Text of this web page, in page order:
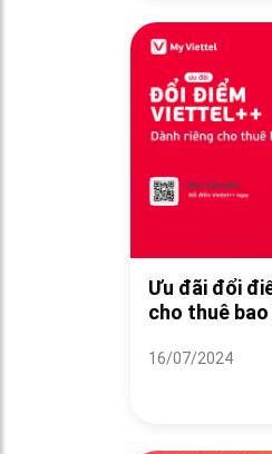
Ưu đãi đổi
cho thuê bao
16/07/2024